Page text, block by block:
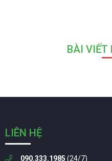
BÀI VIẾT
LIÊN HỆ
090.333.1985 (24/7)